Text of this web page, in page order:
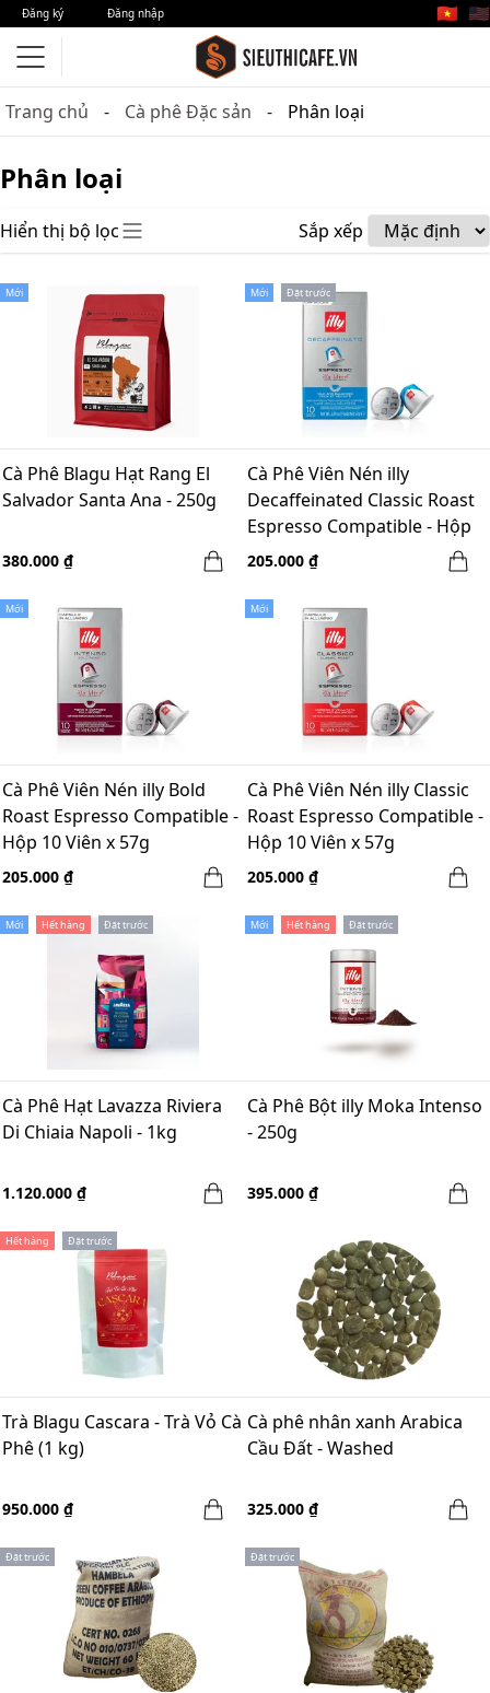
Đăng ký Đăng nhập 🇻🇳 🇺🇸
Trang chủ Cà phê Đặc sản Phân loại
Phân loại
Hiển thị bộ lọc Sắp xếp
Mới
Cà Phê Blagu Hạt Rang El
Salvador Santa Ana - 250g
380.000 ₫
Mới Đặt trước
Cà Phê Viên Nén illy
Decaffeinated Classic Roast
Espresso Compatible - Hộp
10 Viên x 57g
205.000 ₫
Mới
Cà Phê Viên Nén illy Bold
Roast Espresso Compatible -
Hộp 10 Viên x 57g
205.000 ₫
Mới
Cà Phê Viên Nén illy Classic
Roast Espresso Compatible -
Hộp 10 Viên x 57g
205.000 ₫
Mới Hết hàng Đặt trước
Cà Phê Hạt Lavazza Riviera
Di Chiaia Napoli - 1kg
1.120.000 ₫
Mới Hết hàng Đặt trước
Cà Phê Bột illy Moka Intenso
- 250g
395.000 ₫
Hết hàng Đặt trước
Trà Blagu Cascara - Trà Vỏ Cà
Phê (1 kg)
950.000 ₫
Cà phê nhân xanh Arabica
Cầu Đất - Washed
325.000 ₫
Đặt trước Đặt trước